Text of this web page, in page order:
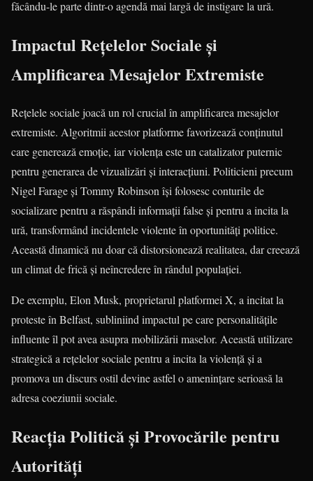
făcându-le parte dintr-o agendă mai largă de instigare la ură.
Impactul Rețelelor Sociale și
Amplificarea Mesajelor Extremiste
Rețelele sociale joacă un rol crucial în amplificarea mesajelor
extremiste. Algoritmii acestor platforme favorizează conținutul
care generează emoție, iar violența este un catalizator puternic
pentru generarea de vizualizări și interacțiuni. Politicieni precum
Nigel Farage și Tommy Robinson își folosesc conturile de
socializare pentru a răspândi informații false și pentru a incita la
ură, transformând incidentele violente în oportunități politice.
Această dinamică nu doar că distorsionează realitatea, dar creează
un climat de frică și neîncredere în rândul populației.
De exemplu, Elon Musk, proprietarul platformei X, a incitat la
proteste în Belfast, subliniind impactul pe care personalitățile
influente îl pot avea asupra mobilizării maselor. Această utilizare
strategică a rețelelor sociale pentru a incita la violență și a
promova un discurs ostil devine astfel o amenințare serioasă la
adresa coeziunii sociale.
Reacția Politică și Provocările pentru
Autorități